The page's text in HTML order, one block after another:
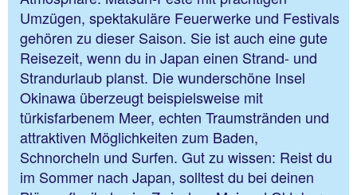
Umzügen, spektakuläre Feuerwerke und Festivals
gehören zu dieser Saison. Sie ist auch eine gute
Reisezeit, wenn du in Japan einen Strand- und
Strandurlaub planst. Die wunderschöne Insel
Okinawa überzeugt beispielsweise mit
türkisfarbenem Meer, echten Traumstränden und
attraktiven Möglichkeiten zum Baden,
Schnorcheln und Surfen. Gut zu wissen: Reist du
im Sommer nach Japan, solltest du bei deinen